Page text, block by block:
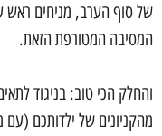
של סוף הערב, מניחים ראש
המסיבה המטורפת הזאת.
והחלק הכי טוב: בניגוד
מהקניונים של ילדותכם